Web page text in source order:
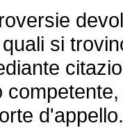
si
d'appello.